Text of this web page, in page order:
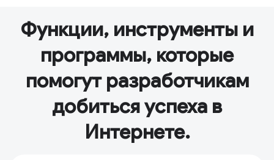
Функции, инструменты и
программы, которые
помогут разработчикам
добиться успеха в
Интернете.